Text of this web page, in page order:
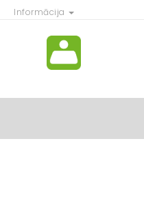
Informācija